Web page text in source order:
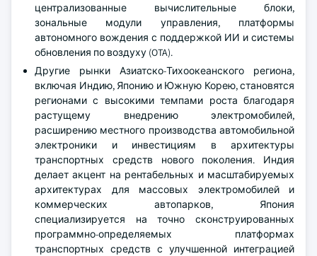
централизованные вычислительные блоки,
зональные модули управления, платформы
автономного вождения с поддержкой ИИ и системы
обновления по воздуху (OTA).
Другие рынки Азиатско-Тихоокеанского региона,
включая Индию, Японию и Южную Корею, становятся
регионами с высокими темпами роста благодаря
растущему внедрению электромобилей,
расширению местного производства автомобильной
электроники и инвестициям в архитектуры
транспортных средств нового поколения. Индия
делает акцент на рентабельных и масштабируемых
архитектурах для массовых электромобилей и
коммерческих автопарков, Япония
специализируется на точно сконструированных
программно-определяемых платформах
транспортных средств с улучшенной интеграцией